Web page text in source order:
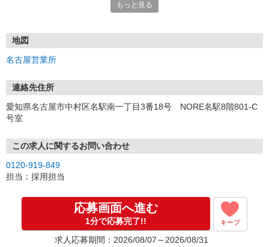
①応募から3営業日を目安に、メールorお電話でご連絡します。
★スマホでWEB面接（LINEなど）・出張面接・事務所面接と選べま
す
③面接実施（履歴書不要）
④勤務開始（スタート日は応相談）
お気軽にご応募ください♪
もっと見る
地図
名古屋営業所
連絡先住所
愛知県名古屋市中村区名駅南一丁目3番18号 NORE名駅8階801-C
号室
この求人に関するお問い合わせ
0120-919-849
担当：採用担当
応募画面へ進む
1分で応募完了!! キープ
求人応募期間：2026/08/07～2026/08/31